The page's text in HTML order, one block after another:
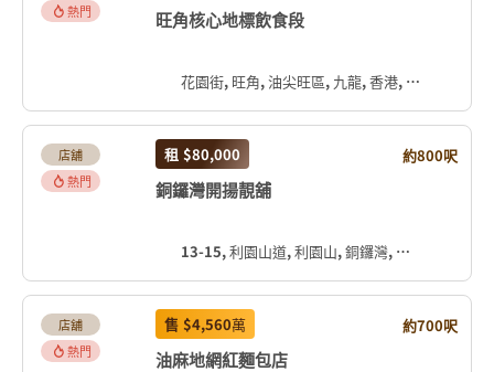
熱門
旺角核心地標飲食段
花園街, 旺角, 油尖旺區, 九龍, 香港, 中国
店舖
熱門
租 $80,000 約800呎
銅鑼灣開揚靚舖
13-15, 利園山道, 利園山, 銅鑼灣, 灣仔區, 香港島, 香港, 中国
店舖
熱門
售 $4,560萬 約700呎
油麻地網紅麵包店